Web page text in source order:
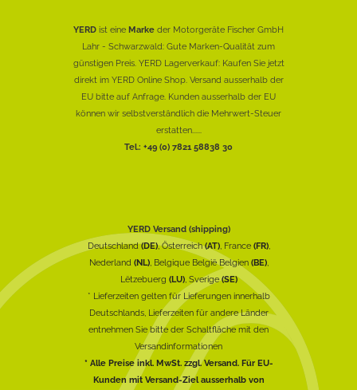
YERD ist eine Marke der Motorgeräte Fischer GmbH
Lahr - Schwarzwald: Gute Marken-Qualität zum
günstigen Preis. YERD Lagerverkauf: Kaufen Sie jetzt
direkt im YERD Online Shop. Versand ausserhalb der
EU bitte auf Anfrage. Kunden ausserhalb der EU
können wir selbstverständlich die Mehrwert-Steuer
erstatten......
Tel.: +49 (0) 7821 58838 30
YERD Versand (shipping)
Deutschland(DE), Österreich(AT), France (FR),
Nederland (NL), Belgique België Belgien (BE),
Lëtzebuerg (LU), Sverige(SE)
* Lieferzeiten gelten für Lieferungen innerhalb
Deutschlands, Lieferzeiten für andere Länder
entnehmen Sie bitte der Schaltfläche mit den
Versandinformationen
* Alle Preise inkl. MwSt. zzgl. Versand. Für EU-
Kunden mit Versand-Ziel ausserhalb von